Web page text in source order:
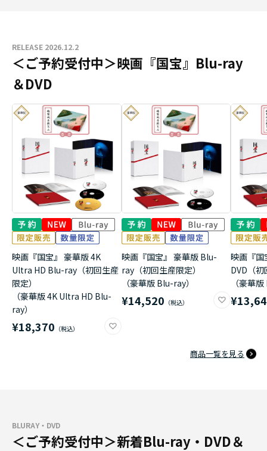
RELEASE 2026.12.2
＜ご予約受付中＞映画『国宝』Blu-ray
＆DVD
映画『国宝』 豪華版 4K
Ultra HD Blu-ray（初回生産
限定）
（豪華版 4K Ultra HD Blu-
ray）
¥18,370
映画『国宝』 豪華版 Blu-
ray（初回生産限定）
（豪華版 Blu-ray）
¥14,520
映画『国
DVD（
（豪華
商品一覧を見る
BLURAY・DVD
＜ご予約受付中＞新着Blu-ray・DVD＆